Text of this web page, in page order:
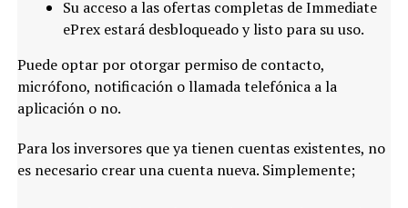
Su acceso a las ofertas completas de Immediate
ePrex estará desbloqueado y listo para su uso.
Puede optar por otorgar permiso de contacto,
micrófono, notificación o llamada telefónica a la
aplicación o no.
Para los inversores que ya tienen cuentas existentes, no
es necesario crear una cuenta nueva. Simplemente;